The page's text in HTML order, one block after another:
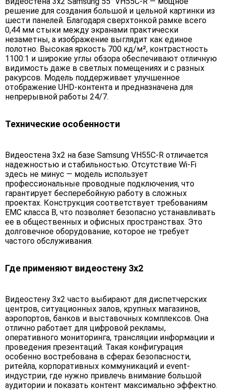
решение для создания большой и цельной картинки из
шести панелей. Благодаря сверхтонкой рамке всего
0,44 мм стыки между экранами практически
незаметны, а изображение выглядит как единое
полотно. Высокая яркость 700 кд/м², контрастность
1100:1 и широкие углы обзора обеспечивают отличную
видимость даже в светлых помещениях и с разных
ракурсов. Модель поддерживает улучшенное
отображение UHD-контента и предназначена для
непрерывной работы 24/7.
Технические особенности
Видеостена 3x2 на базе Samsung VH55C-R отличается
надежностью и стабильностью. Отсутствие Wi-Fi
здесь не минус — модель использует
профессиональные проводные подключения, что
гарантирует бесперебойную работу в сложных
проектах. Конструкция соответствует требованиям
EMC класса B, что позволяет безопасно устанавливать
ее в общественных и офисных пространствах. Это
долговечное оборудование, которое не требует
частого обслуживания.
Где применяют видеостену 3x2
Видеостену 3x2 часто выбирают для диспетчерских
центров, ситуационных залов, крупных магазинов,
аэропортов, банков и выставочных комплексов. Она
отлично работает для цифровой рекламы,
оперативного мониторинга, трансляции информации и
проведения презентаций. Такая конфигурация
особенно востребована в сферах безопасности,
ритейла, корпоративных коммуникаций и event-
индустрии, где нужно привлечь внимание большой
аудитории и показать контент максимально эффектно.